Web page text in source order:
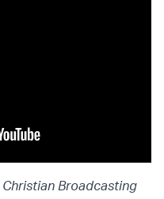
Christian Broadcasting